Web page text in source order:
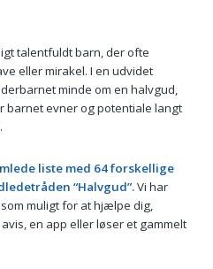
talentfuldt barn, der ofte
eller mirakel. I en udvidet
minde om en halvgud,
evner og potentiale langt
liste med 64 forskellige
“Halvgud”.Vi har
muligt for at hjælpe dig,
en app eller løser et gammelt